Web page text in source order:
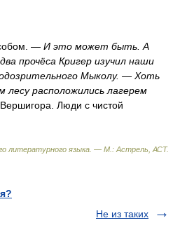
— И это может быть. А
прочёса Кригер изучил наши
Мыколу. — Хоть
расположились лагерем
Люди с чистой
литературного языка. — М.: Астрель, АСТ.
Не из таких